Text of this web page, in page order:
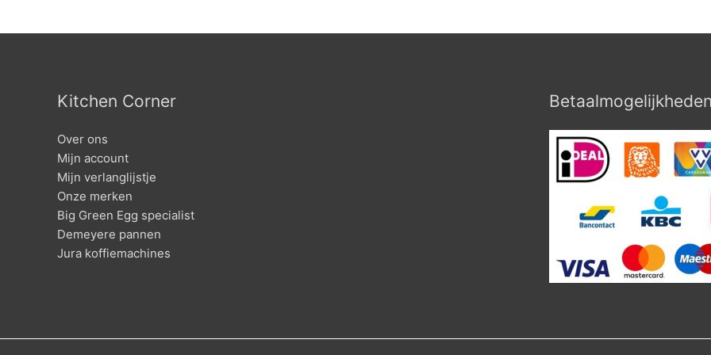
Kitchen Corner
Over ons
Mijn account
Mijn verlanglijstje
Onze merken
Big Green Egg specialist
Demeyere pannen
Jura koffiemachines